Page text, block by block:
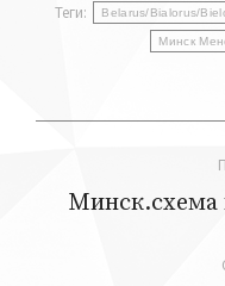
Теги:
Belarus/Bialorus/
Минск
поМинск.схема